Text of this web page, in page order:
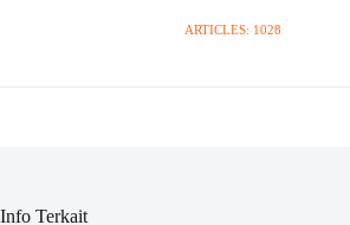
ARTICLES: 1028
Info Terkait